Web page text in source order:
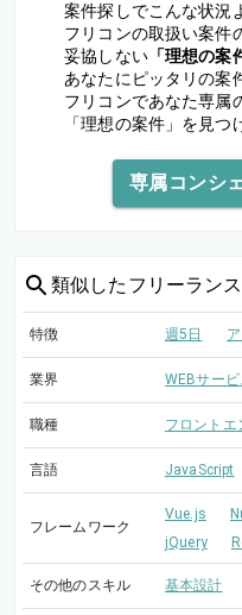
案件探しでこんな状況
フリコンの取扱い案件
妥協しない「理想の案
あなたにピッタリの案
フリコンであなた専属
「理想の案件」を見つ
専属コンシ
類似した フリーラン
特徴 週5日
業界 WEBサービ
職種 フロントエ
言語 JavaScript
フレームワーク
Vue.js
jQuery
その他のスキル 基本設計